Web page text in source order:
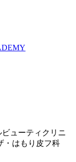
ューティクリニ
・はもり皮フ科